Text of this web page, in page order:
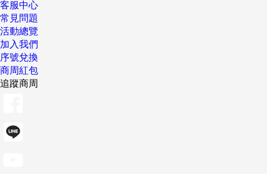
客服中心
常見問題
活動總覽
加入我們
序號兌換
商周紅包
追蹤商周